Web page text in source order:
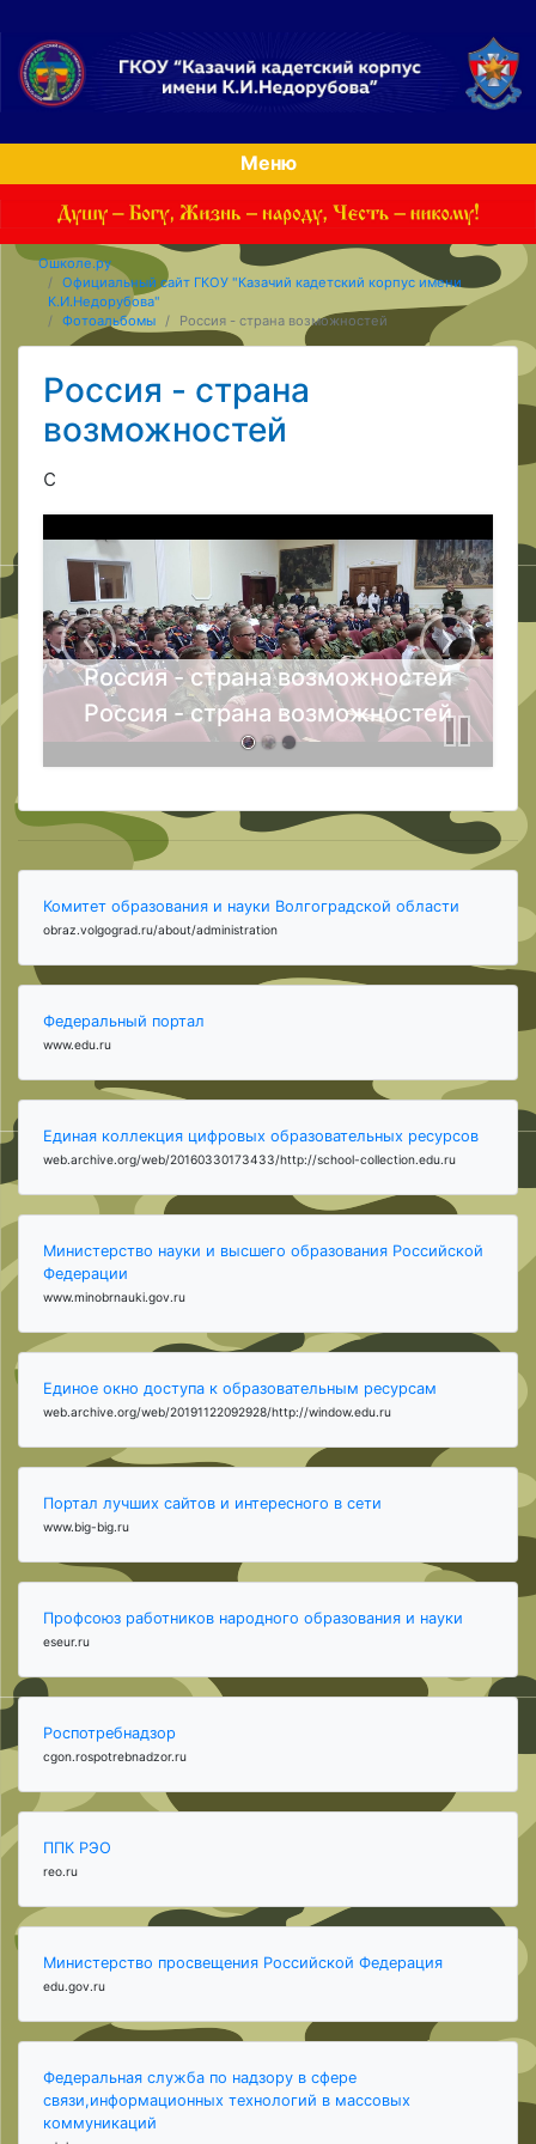
Меню
Ошколе.ру
Официальный сайт ГКОУ "Казачий кадетский корпус имени
К.И.Недорубова"
Фотоальбомы
Россия - страна возможностей
Россия - страна
возможностей
с
Россия - страна возможностей
Россия - страна возможностей
Комитет образования и науки Волгоградской области
obraz.volgograd.ru/about/administration
Федеральный портал
www.edu.ru
Единая коллекция цифровых образовательных ресурсов
web.archive.org/web/20160330173433/http://school-collection.edu.ru
Министерство науки и высшего образования Российской
Федерации
www.minobrnauki.gov.ru
Единое окно доступа к образовательным ресурсам
web.archive.org/web/20191122092928/http://window.edu.ru
Портал лучших сайтов и интересного в сети
www.big-big.ru
Профсоюз работников народного образования и науки
eseur.ru
Роспотребнадзор
cgon.rospotrebnadzor.ru
ППК РЭО
reo.ru
Министерство просвещения Российской Федерация
edu.gov.ru
Федеральная служба по надзору в сфере
связи,информационных технологий в массовых
коммуникаций